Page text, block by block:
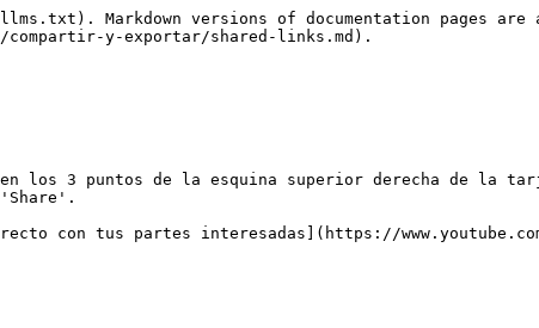
Markdown versions of documentation pages are
y-exportar/shared-links.md).
los 3 puntos de la esquina superior derecha de la
con tus partes interesadas](https://www.youtube.com/